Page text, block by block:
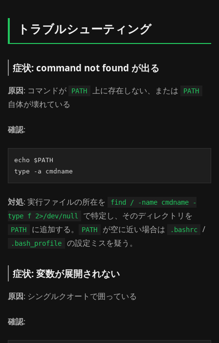
トラブルシューティング
症状: command not found が出る
原因: コマンドが PATH 上に存在しない、または PATH
自体が壊れている
確認:
echo $PATH
type -a cmdname
対処: 実行ファイルの所在を
find / -name cmdname -
type f 2>/dev/null
で特定し、そのディレクトリを
PATH に追加する。 PATH が空に近い場合は .bashrc /
.bash_profile の設定ミスを疑う。
症状: 変数が展開されない
原因: シングルクオートで囲っている
確認: